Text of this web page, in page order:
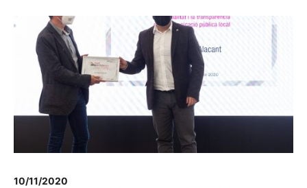
10/11/2020